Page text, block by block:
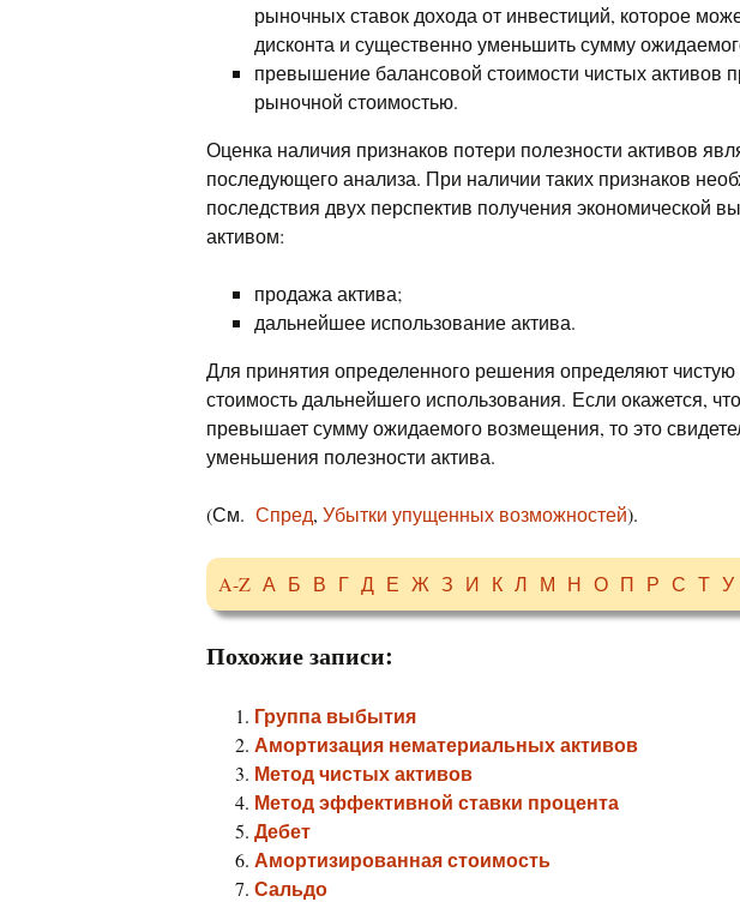
рыночных ставок дохода от инвестиций, которое
дисконта и существенно уменьшить сумму
превышение балансовой стоимости чистых активов
рыночной стоимостью.
Оценка наличия признаков потери полезности активов
последующего анализа. При наличии таких признаков
последствия двух перспектив получения экономической
активом:
продажа актива;
дальнейшее использование актива.
Для принятия определенного решения определяют
стоимость дальнейшего использования. Если окажется,
превышает сумму ожидаемого возмещения, то это
уменьшения полезности актива.
(См. Спред, Убытки упущенных возможностей).
A-Z А Б В Г Д Е Ж З И К Л М Н О П Р С Т У
Похожие записи:
Группа выбытия
Амортизация нематериальных активов
Метод чистых активов
Метод эффективной ставки процента
Дебет
Амортизированная стоимость
Сальдо